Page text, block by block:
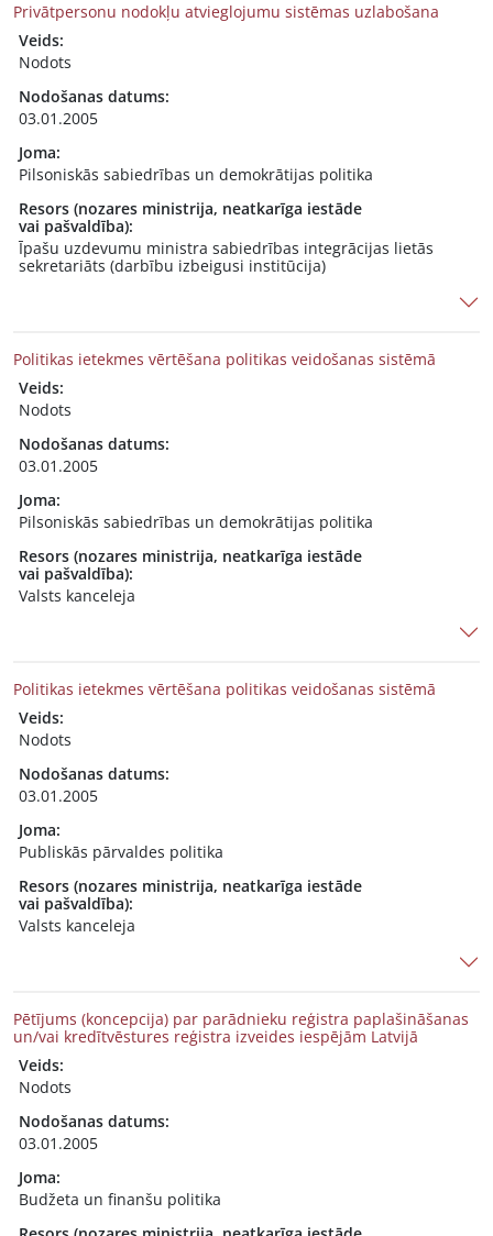
Privātpersonu nodokļu atvieglojumu sistēmas uzlabošana
Veids:
Nodots
Nodošanas datums:
03.01.2005
Joma:
Pilsoniskās sabiedrības un demokrātijas politika
Resors (nozares ministrija, neatkarīga iestāde
vai pašvaldība):
Īpašu uzdevumu ministra sabiedrības integrācijas lietās
sekretariāts (darbību izbeigusi institūcija)
Politikas ietekmes vērtēšana politikas veidošanas sistēmā
Veids:
Nodots
Nodošanas datums:
03.01.2005
Joma:
Pilsoniskās sabiedrības un demokrātijas politika
Resors (nozares ministrija, neatkarīga iestāde
vai pašvaldība):
Valsts kanceleja
Politikas ietekmes vērtēšana politikas veidošanas sistēmā
Veids:
Nodots
Nodošanas datums:
03.01.2005
Joma:
Publiskās pārvaldes politika
Resors (nozares ministrija, neatkarīga iestāde
vai pašvaldība):
Valsts kanceleja
Pētījums (koncepcija) par parādnieku reģistra paplašināšanas
un/vai kredītvēstures reģistra izveides iespējām Latvijā
Veids:
Nodots
Nodošanas datums:
03.01.2005
Joma:
Budžeta un finanšu politika